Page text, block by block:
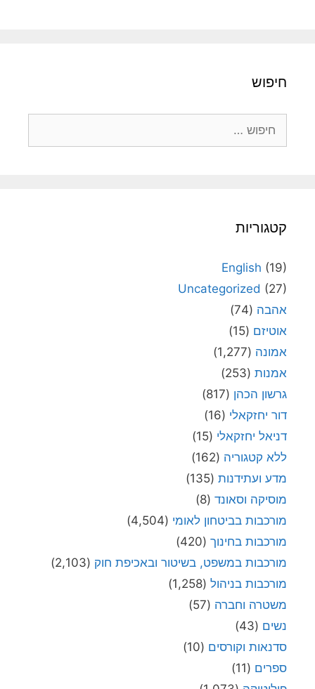
חיפוש
קטגוריות
English (19)
Uncategorized (27)
אהבה (74)
אוטיזם (15)
אמונה (1,277)
אמנות (253)
גרשון הכהן (817)
דור יחזקאלי (16)
דניאל יחזקאלי (15)
ללא קטגוריה (162)
מדע ועתידנות (135)
מוסיקה וסאונד (8)
מורכבות בביטחון לאומי (4,504)
מורכבות בחינוך (420)
מורכבות במשפט, בשיטור ובאכיפת חוק (2,103)
מורכבות בניהול (1,258)
משטרה וחברה (57)
נשים (43)
סדנאות וקורסים (10)
ספרים (11)